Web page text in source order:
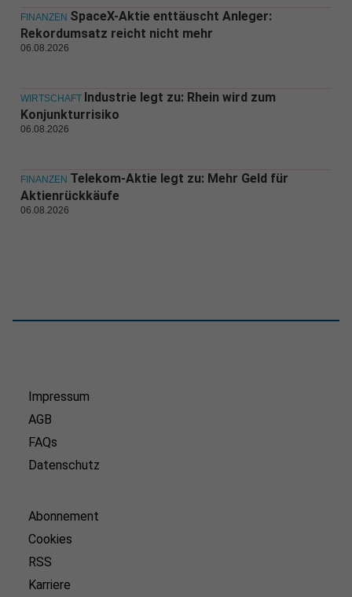
FINANZEN SpaceX-Aktie enttäuscht Anleger:
Rekordumsatz reicht nicht mehr
06.08.2026
WIRTSCHAFT Industrie legt zu: Rhein wird zum
Konjunkturrisiko
06.08.2026
FINANZEN Telekom-Aktie legt zu: Mehr Geld für
Aktienrückkäufe
06.08.2026
Impressum
AGB
FAQs
Datenschutz
Abonnement
Cookies
RSS
Karriere